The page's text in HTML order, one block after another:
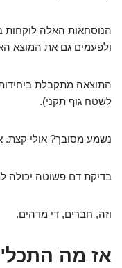
הנוסחאות האלה לוקחות
ולפעמים גם את המוצא
לשטח גוף תקני).
נשמע מסובך? אולי קצת.
בדיקת דם פשוטה יכולה
וזה, חברים, די מדהים.